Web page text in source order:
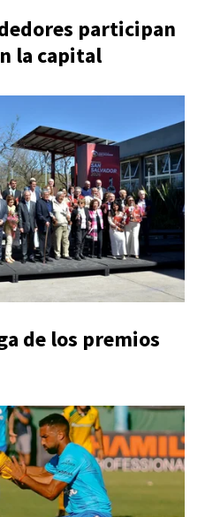
participan
la capital
de los premios